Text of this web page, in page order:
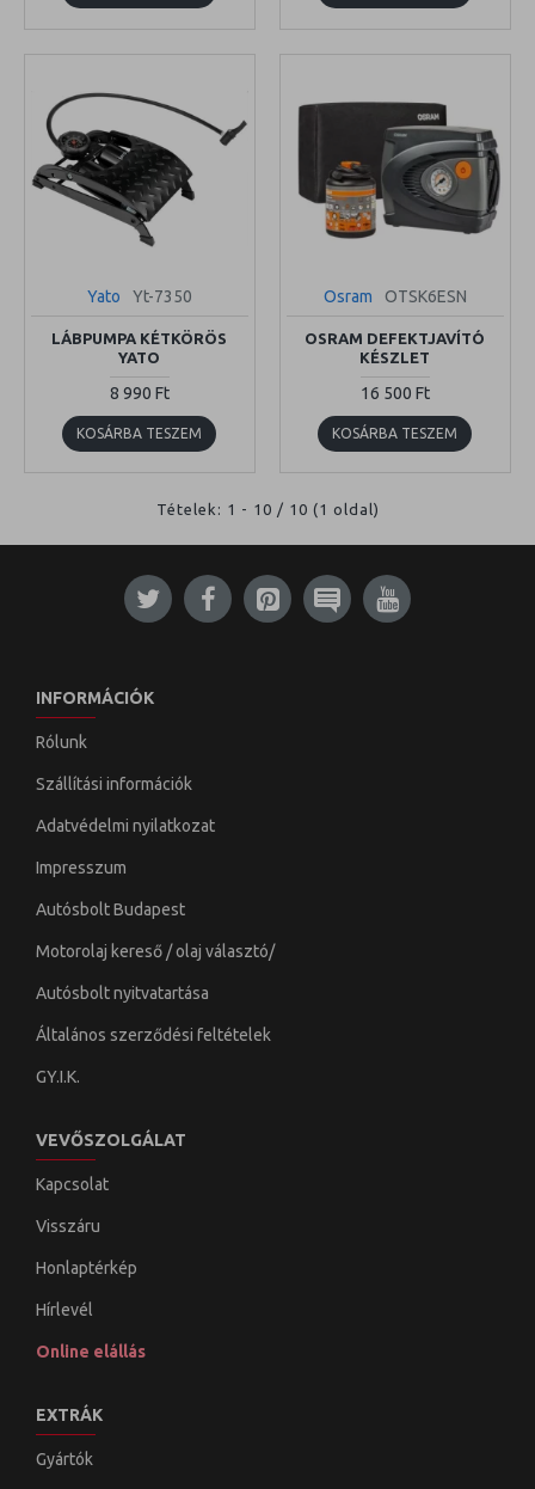
Yato Yt-7350
LÁBPUMPA KÉTKÖRÖS
YATO
8 990 Ft
KOSÁRBA TESZEM
Osram OTSK6ESN
OSRAM DEFEKTJAVÍTÓ
KÉSZLET
16 500 Ft
KOSÁRBA TESZEM
Tételek: 1 - 10 / 10 (1 oldal)
INFORMÁCIÓK
Rólunk
Szállítási információk
Adatvédelmi nyilatkozat
Impresszum
Autósbolt Budapest
Motorolaj kereső / olaj választó/
Autósbolt nyitvatartása
Általános szerződési feltételek
GY.I.K.
VEVŐSZOLGÁLAT
Kapcsolat
Visszáru
Honlaptérkép
Hírlevél
Online elállás
EXTRÁK
Gyártók